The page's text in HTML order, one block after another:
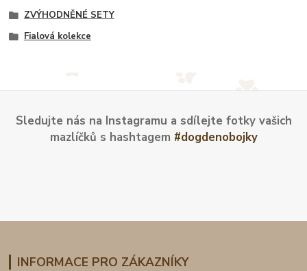
ZVÝHODNĚNÉ SETY
Fialová kolekce
Sledujte nás na Instagramu a sdílejte fotky vašich
mazlíčků s hashtagem #dogdenobojky
INFORMACE PRO ZÁKAZNÍKY